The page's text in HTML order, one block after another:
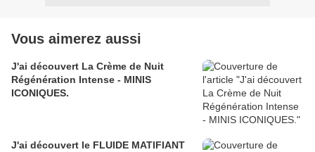
Vous aimerez aussi
J'ai découvert La Crème de Nuit
Régénération Intense - MINIS
ICONIQUES.
J'ai découvert le FLUIDE MATIFIANT